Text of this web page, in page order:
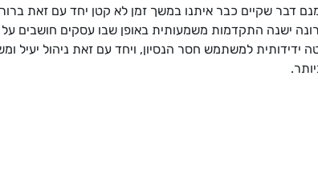
דבר שקיים כבר איתנו במשך זמן לא קטן יחד עם זאת
ישנה התקדמות משמעותית באופן שבו עסקים חושבים
ידידותית למשתמש חסר הנסיון, ויחד עם זאת ניהול יעיל